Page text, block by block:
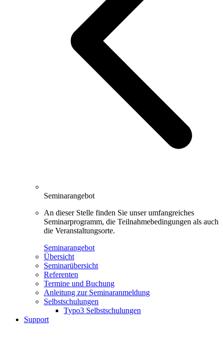
Seminarangebot
An dieser Stelle finden Sie unser umfangreiches
Seminarprogramm, die Teilnahmebedingungen als auch
die Veranstaltungsorte.
Seminarangebot
Übersicht
Seminarübersicht
Referenten
Termine und Buchung
Anleitung zur Seminaranmeldung
Selbstschulungen
Typo3 Selbstschulungen
Support